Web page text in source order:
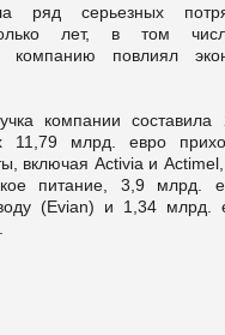
ряд серьезных
лет, в том
компанию повлиял
компании составила
11,79 млрд. евро
включая Activia и
питание, 3,9 млрд.
(Evian) и 1,34